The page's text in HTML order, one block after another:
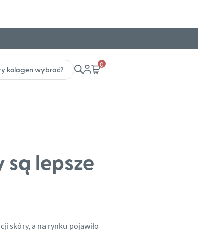
kolagen wybrać?
0
lepsze
skóry, a na rynku pojawiło